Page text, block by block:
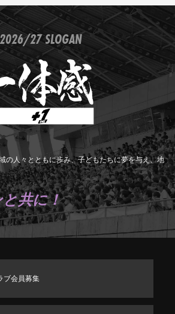
2026/27 SLOGAN
の人々とともに歩み、子どもたちに夢を与え、地
共に！
ブ会員募集